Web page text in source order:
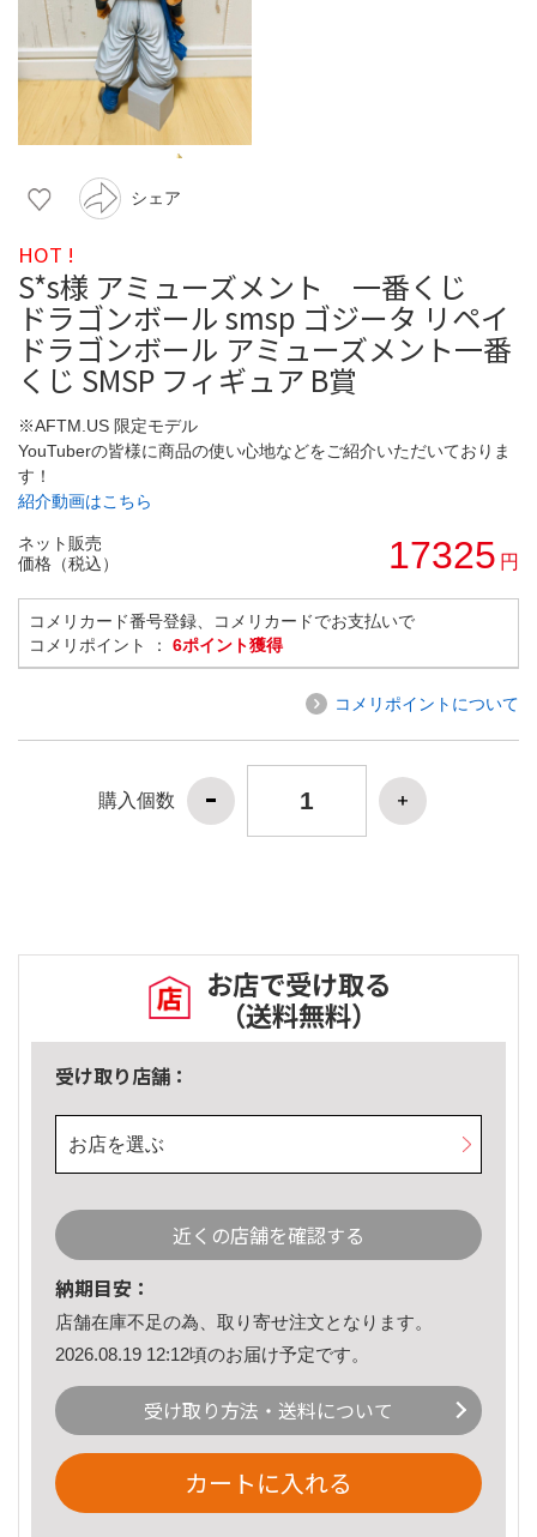
シェア
HOT !
S*s様 アミューズメント 一番くじ
ドラゴンボール smsp ゴジータ リペイ
ドラゴンボール アミューズメント一番
くじ SMSP フィギュア B賞
※AFTM.US 限定モデル
YouTuberの皆様に商品の使い心地などをご紹介いただいておりま
す！
紹介動画はこちら
ネット販売
価格（税込）
17325 円
コメリカード番号登録、コメリカードでお支払いで
コメリポイント ： 6ポイント獲得
コメリポイントについて
購入個数
お店で受け取る
（送料無料）
受け取り店舗：
お店を選ぶ
近くの店舗を確認する
納期目安：
店舗在庫不足の為、取り寄せ注文となります。
2026.08.19 12:12頃のお届け予定です。
受け取り方法・送料について
カートに入れる